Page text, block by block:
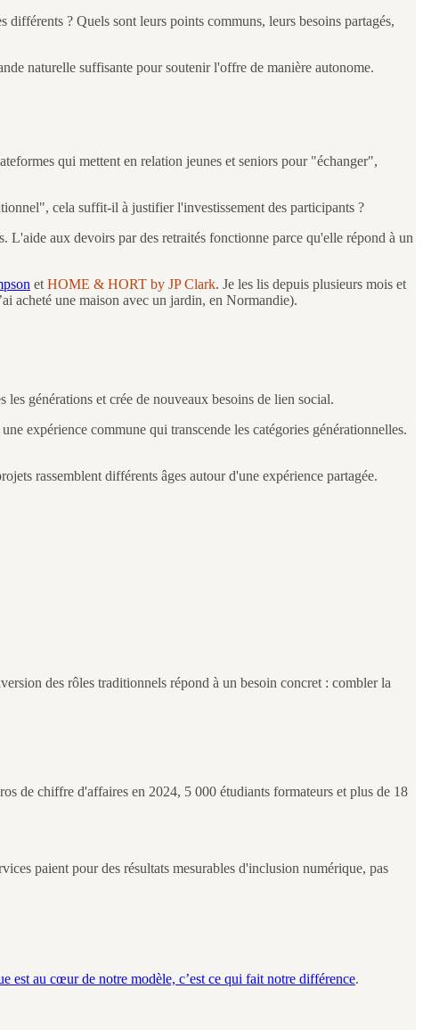
différents ? Quels sont leurs points communs, leurs besoins partagés,
naturelle suffisante pour soutenir l'offre de manière autonome.
qui mettent en relation jeunes et seniors pour "échanger",
cela suffit-il à justifier l'investissement des participants ?
aux devoirs par des retraités fonctionne parce qu'elle répond à un
et HOME & HORT by JP Clark. Je les lis depuis plusieurs mois et
acheté une maison avec un jardin, en Normandie).
générations et crée de nouveaux besoins de lien social.
expérience commune qui transcende les catégories générationnelles.
rassemblent différents âges autour d'une expérience partagée.
des rôles traditionnels répond à un besoin concret : combler la
de chiffre d'affaires en 2024, 5 000 étudiants formateurs et plus de 18
paient pour des résultats mesurables d'inclusion numérique, pas
est au cœur de notre modèle, c’est ce qui fait notre différence.